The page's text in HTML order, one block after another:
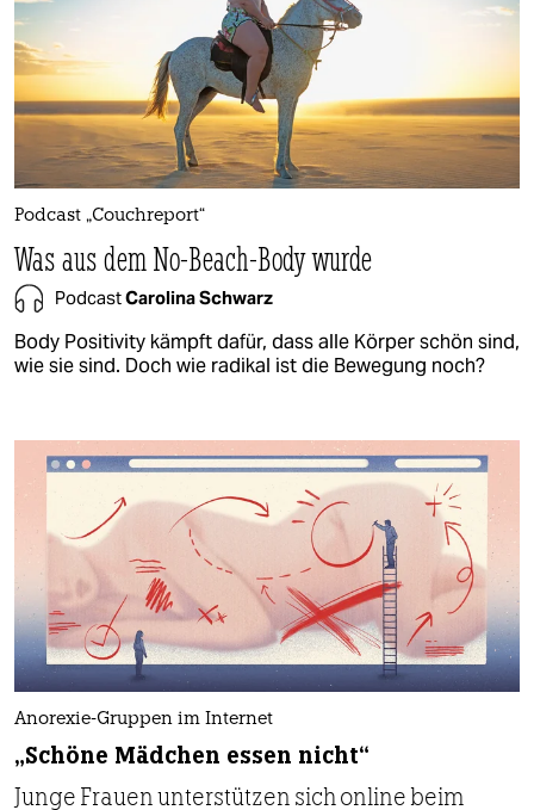
Podcast „Couchreport“
Was aus dem No-Beach-Body wurde
PodcastCarolina Schwarz
Body Positivity kämpft dafür, dass alle Körper schön sind,
wie sie sind. Doch wie radikal ist die Bewegung noch?
Anorexie-Gruppen im Internet
„Schöne Mädchen essen nicht“
Junge Frauen unterstützen sich online beim